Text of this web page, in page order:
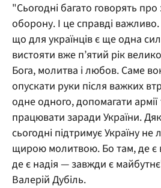
"Сьогодні багато говорять
оборону. І це справді
що для українців є ще одна
вистояти вже п’ятий рік
Бога, молитва і любов. Саме
опускати руки після важких
одне одного, допомагати
працювати заради України.
сьогодні підтримує Україну
щирою молитвою. Бо там, де є
де є надія — завжди є
Валерій Дубіль.